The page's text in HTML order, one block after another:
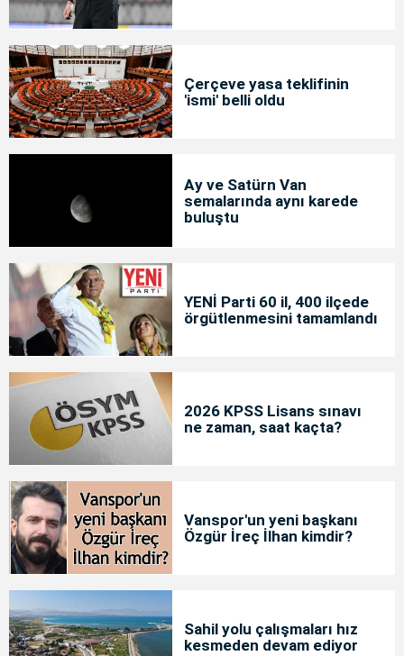
Çerçeve yasa teklifinin
'ismi' belli oldu
Ay ve Satürn Van
semalarında aynı karede
buluştu
YENİ Parti 60 il, 400 ilçede
örgütlenmesini tamamlandı
2026 KPSS Lisans sınavı
ne zaman, saat kaçta?
Vanspor'un yeni başkanı
Özgür İreç İlhan kimdir?
Sahil yolu çalışmaları hız
kesmeden devam ediyor